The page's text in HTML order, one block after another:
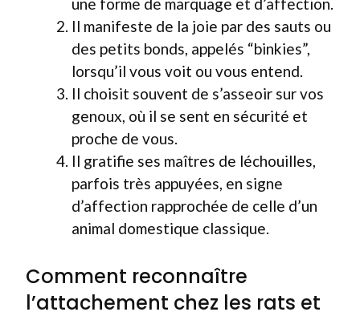
Il manifeste de la joie par des sauts ou
des petits bonds, appelés “binkies”,
lorsqu’il vous voit ou vous entend.
Il choisit souvent de s’asseoir sur vos
genoux, où il se sent en sécurité et
proche de vous.
Il gratifie ses maîtres de léchouilles,
parfois très appuyées, en signe
d’affection rapprochée de celle d’un
animal domestique classique.
Comment reconnaître
l’attachement chez les rats et